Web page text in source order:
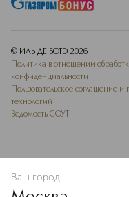
В КОРЗИНУ
© ИЛЬ ДЕ БОТЭ 2026
Политика в отношении
конфиденциальности
Пользовательское
технологий
Ведомость СОУТ
Ваш город